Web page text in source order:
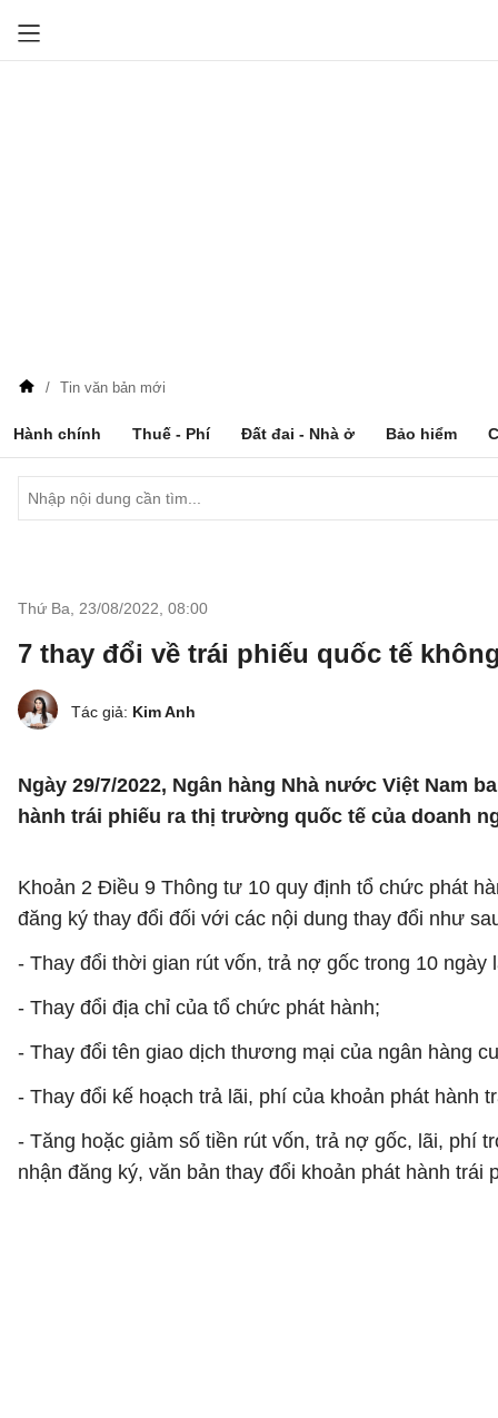
Tin văn bản mới
Hành chính Thuế - Phí Đất đai - Nhà ở Bảo hiểm
Thứ Ba, 23/08/2022 08:00
7 thay đổi về trái phiếu quốc tế
Tác giả: Kim Anh
Ngày 29/7/2022, Ngân hàng Nhà nước Việt Nam
hành trái phiếu ra thị trường quốc tế của doanh
Khoản 2 Điều 9 Thông tư 10 quy định tổ chức phát
đăng ký thay đổi đối với các nội dung thay đổi như
- Thay đổi thời gian rút vốn, trả nợ gốc trong 10 ngày
- Thay đổi địa chỉ của tổ chức phát hành;
- Thay đổi tên giao dịch thương mại của ngân hàng
- Thay đổi kế hoạch trả lãi, phí của khoản phát hành
- Tăng hoặc giảm số tiền rút vốn, trả nợ gốc, lãi, phí
nhận đăng ký, văn bản thay đổi khoản phát hành trái